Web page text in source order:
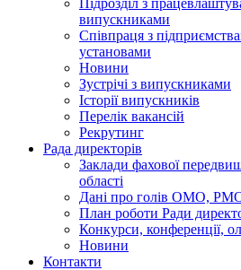
Підрозділ з
випускниками
Співпраця з
установами
Новини
Зустрічі з випускниками
Історії випускників
Перелік вакансій
Рекрутинг
Рада директорів
Заклади фахової
області
Дані про голів ОМО,
План роботи Ради
Конкурси, конференції,
Новини
Контакти